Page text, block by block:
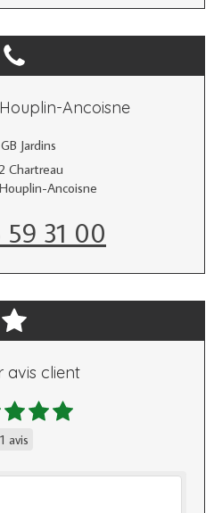
Ancoisne
GB Jardins
Chartreau
Houplin-Ancoisne
31 00
avis client
1 avis